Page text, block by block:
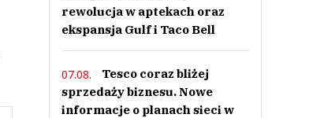
rewolucja w aptekach oraz
ekspansja Gulf i Taco Bell
07.08.
Tesco coraz bliżej
sprzedaży biznesu. Nowe
informacje o planach sieci w